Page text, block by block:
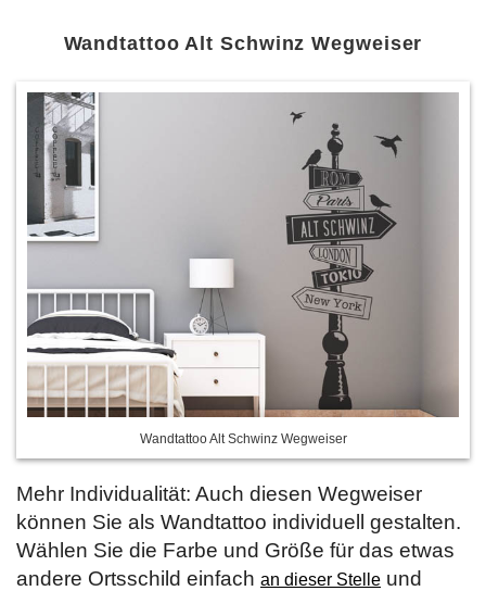
Wandtattoo Alt Schwinz Wegweiser
Wandtattoo Alt Schwinz Wegweiser
Mehr Individualität: Auch diesen Wegweiser
können Sie als Wandtattoo individuell gestalten.
Wählen Sie die Farbe und Größe für das etwas
andere Ortsschild einfach an dieser Stelle und